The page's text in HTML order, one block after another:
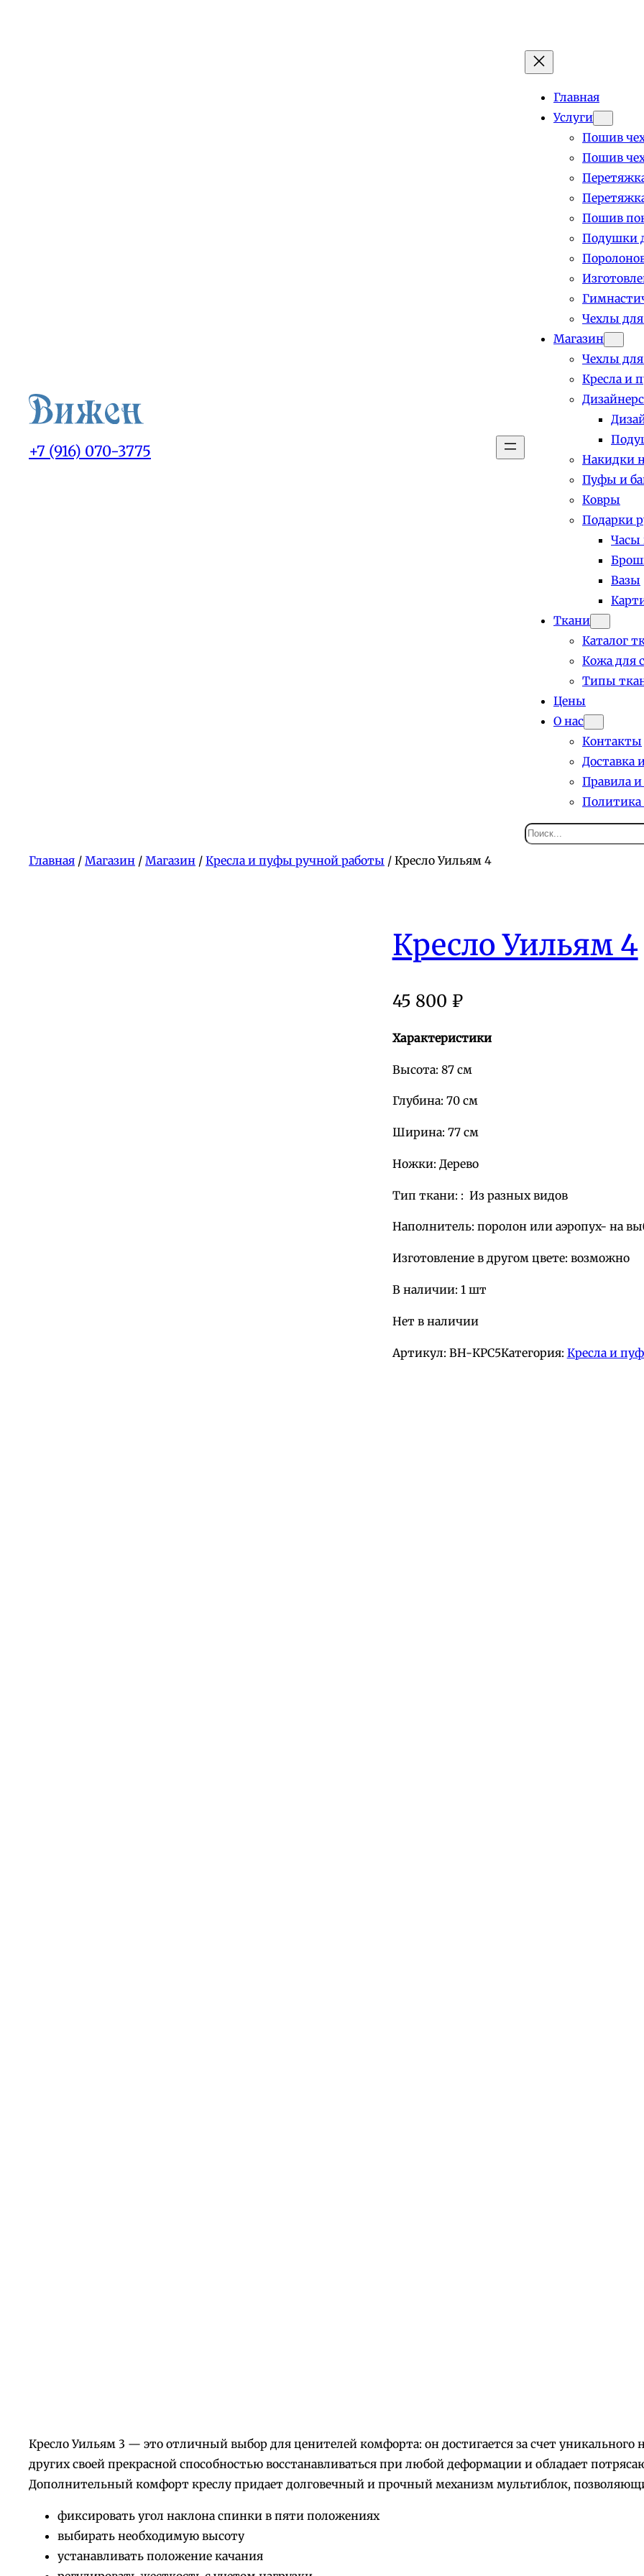
+7 (916) 070-3775
Главная
Услуги
Пошив
Пошив
Пошив
Подушки
Чехлы
Магазин
Чехлы
Кресла и
Накидки
Пуфы и
Ковры
Подарки
Часы
Вазы
Ткани
Каталог
Кожа для
Типы
Цены
О нас
Контакты
Доставка
Правила и
Политика
Поиск
Главная / Магазин / Магазин / Кресла и пуфы ручной работы / Кресло Уильям 4
Кресло Уильям 4
45 800 ₽
Характеристики
Высота: 87 см
Глубина: 70 см
Ширина: 77 см
Ножки: Дерево
Тип ткани: : Из разных видов
Наполнитель: поролон или аэропух- на
Изготовление в другом цвете: возможно
В наличии: 1 шт
Нет в наличии
Артикул: BH-КРС5Категория: Кресла и
Кресло Уильям 3 — это отличный выбор для ценителей комфорта: он достигается за счет уникального
других своей прекрасной способностью восстанавливаться при любой деформации и обладает
Дополнительный комфорт креслу придает долговечный и прочный механизм мультиблок,
фиксировать угол наклона спинки в пяти положениях
выбирать необходимую высоту
устанавливать положение качания